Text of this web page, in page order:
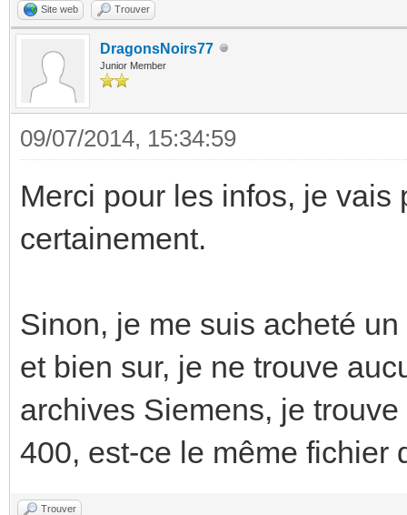
Site web Trouver
DragonsNoirs77
Junior Member
09/07/2014, 15:34:59
Merci pour les infos, je
certainement.
Sinon, je me suis acheté
et bien sur, je ne trouve
archives Siemens, je
400, est-ce le même fichier
Trouver